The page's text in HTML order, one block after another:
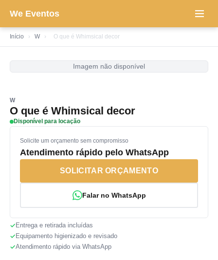
We Eventos
Início › W › O que é Whimsical decor
Imagem não disponível
W
O que é Whimsical decor
Disponível para locação
Solicite um orçamento sem compromisso
Atendimento rápido pelo WhatsApp
SOLICITAR ORÇAMENTO
Falar no WhatsApp
Entrega e retirada incluídas
Equipamento higienizado e revisado
Atendimento rápido via WhatsApp